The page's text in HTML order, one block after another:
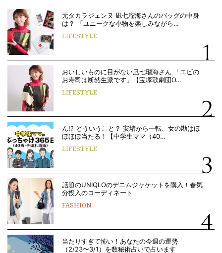
元タカラジェンヌ 凪七瑠海さんのバッグの中身
は？ 「ユニークな小物を楽しみながら…
LIFESTYLE
おいしいものに目がない凪七瑠海さん 「エビの
お寿司は断然生派です」【宝塚歌劇団O…
LIFESTYLE
ん!? どういうこと？ 安堵から一転、女の勘はほ
ぼほぼ当たる！【中学生ママ（40…
LIFESTYLE
話題のUNIQLOのデニムジャケットを購入！春気
分投入のコーディネート
FASHION
当たりすぎて怖い！あなたの今週の運勢
（2/23〜3/1）を数秘術占いで占います